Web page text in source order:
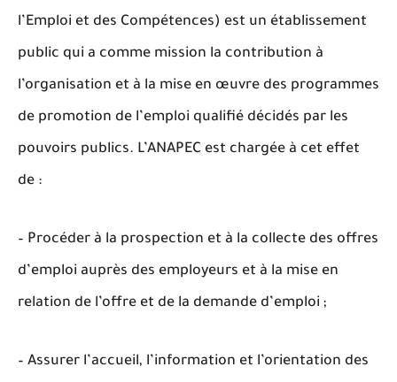
l’Emploi et des Compétences) est un établissement
public qui a comme mission la contribution à
l’organisation et à la mise en œuvre des programmes
de promotion de l’emploi qualifié décidés par les
pouvoirs publics. L’ANAPEC est chargée à cet effet
de :
– Procéder à la prospection et à la collecte des offres
d’emploi auprès des employeurs et à la mise en
relation de l’offre et de la demande d’emploi ;
– Assurer l’accueil, l’information et l’orientation des